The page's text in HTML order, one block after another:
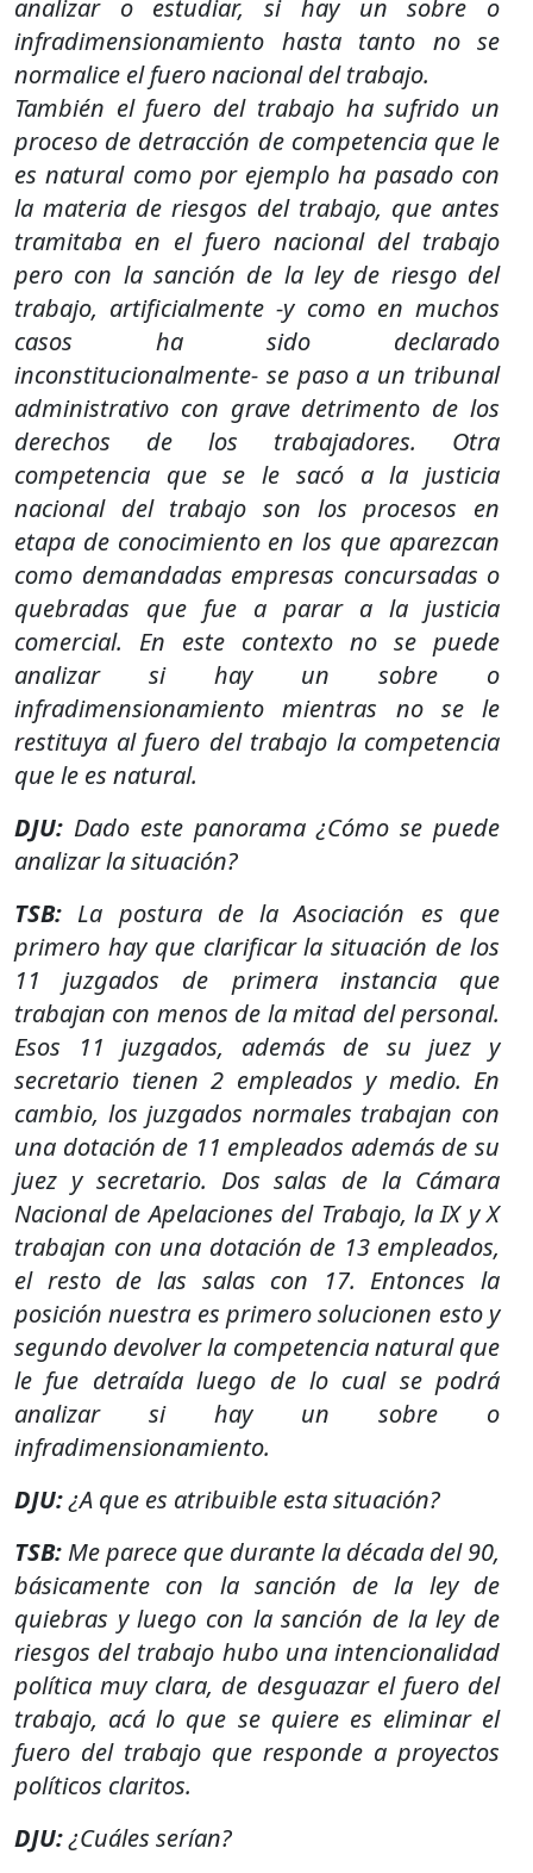
analizar o estudiar, si hay un sobre o
infradimensionamiento hasta tanto no se
normalice el fuero nacional del trabajo.
También el fuero del trabajo ha sufrido un
proceso de detracción de competencia que le
es natural como por ejemplo ha pasado con
la materia de riesgos del trabajo, que antes
tramitaba en el fuero nacional del trabajo
pero con la sanción de la ley de riesgo del
trabajo, artificialmente -y como en muchos
casos ha sido declarado
inconstitucionalmente- se paso a un tribunal
administrativo con grave detrimento de los
derechos de los trabajadores. Otra
competencia que se le sacó a la justicia
nacional del trabajo son los procesos en
etapa de conocimiento en los que aparezcan
como demandadas empresas concursadas o
quebradas que fue a parar a la justicia
comercial. En este contexto no se puede
analizar si hay un sobre o
infradimensionamiento mientras no se le
restituya al fuero del trabajo la competencia
que le es natural.
DJU: Dado este panorama ¿Cómo se puede
analizar la situación?
TSB: La postura de la Asociación es que
primero hay que clarificar la situación de los
11 juzgados de primera instancia que
trabajan con menos de la mitad del personal.
Esos 11 juzgados, además de su juez y
secretario tienen 2 empleados y medio. En
cambio, los juzgados normales trabajan con
una dotación de 11 empleados además de su
juez y secretario. Dos salas de la Cámara
Nacional de Apelaciones del Trabajo, la IX y X
trabajan con una dotación de 13 empleados,
el resto de las salas con 17. Entonces la
posición nuestra es primero solucionen esto y
segundo devolver la competencia natural que
le fue detraída luego de lo cual se podrá
analizar si hay un sobre o
infradimensionamiento.
DJU:¿A que es atribuible esta situación?
TSB: Me parece que durante la década del 90,
básicamente con la sanción de la ley de
quiebras y luego con la sanción de la ley de
riesgos del trabajo hubo una intencionalidad
política muy clara, de desguazar el fuero del
trabajo, acá lo que se quiere es eliminar el
fuero del trabajo que responde a proyectos
políticos claritos.
DJU:¿Cuáles serían?